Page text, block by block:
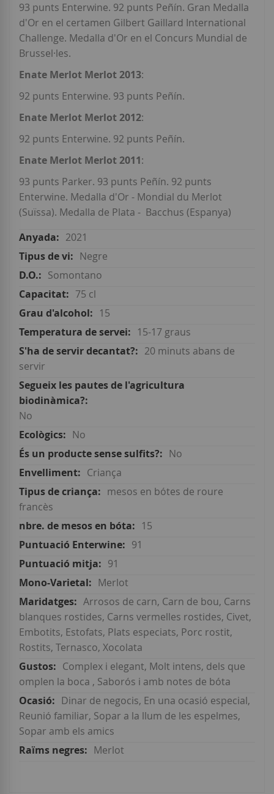
93 punts Enterwine. 92 punts Peñín. Gran Medalla
d'Or en el certamen Gilbert Gaillard International
Challenge. Medalla d'Or en el Concurs Mundial de
Brussel·les.
Enate Merlot Merlot 2013:
92 punts Enterwine. 93 punts Peñín.
Enate Merlot Merlot 2012:
92 punts Enterwine. 92 punts Peñín.
Enate Merlot Merlot 2011:
93 punts Parker. 93 punts Peñín. 92 punts
Enterwine. Medalla d'Or - Mondial du Merlot
(Suïssa). Medalla de Plata - Bacchus (Espanya)
2021
Negre
Somontano
75 cl
15
15-17 graus
20 minuts abans de
servir
No
No
No
Criança
mesos en bótes de roure
francès
15
91
91
Merlot
Arrosos de carn, Carn de bou, Carns
blanques rostides, Carns vermelles rostides, Civet,
Embotits, Estofats, Plats especiats, Porc rostit,
Rostits, Ternasco, Xocolata
Complex i elegant, Molt intens, dels que
omplen la boca , Saborós i amb notes de bóta
Dinar de negocis, En una ocasió especial,
Reunió familiar, Sopar a la llum de les espelmes,
Sopar amb els amics
Merlot